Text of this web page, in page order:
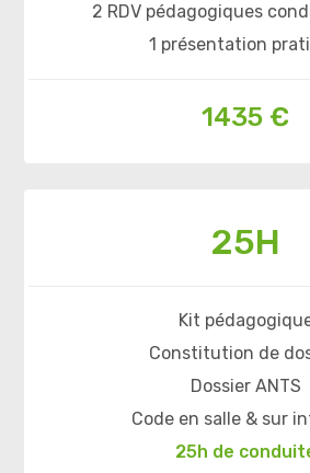
2 RDV pédagogiques
1 présentation
1435 €
25H
Kit
Constitution de
Dossier ANTS
Code en salle & sur
25h de